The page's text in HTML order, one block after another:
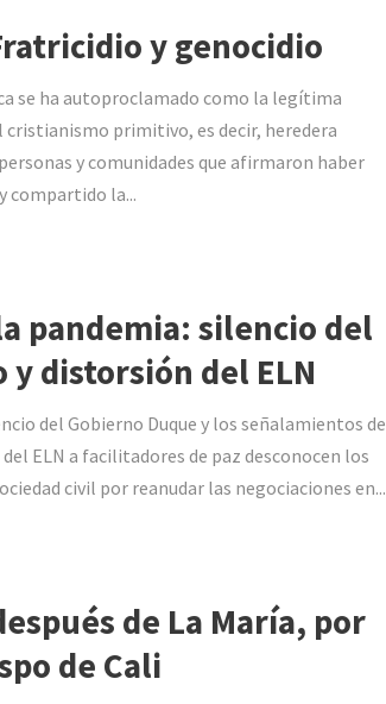
y genocidio
se ha autoproclamado como la legítima
primitivo, es decir, heredera
y comunidades que afirmaron haber
compartido la...
pandemia: silencio del
y distorsión del ELN
del Gobierno Duque y los señalamientos de
ELN a facilitadores de paz desconocen los
civil por reanudar las negociaciones en...
de La María, por
de Cali